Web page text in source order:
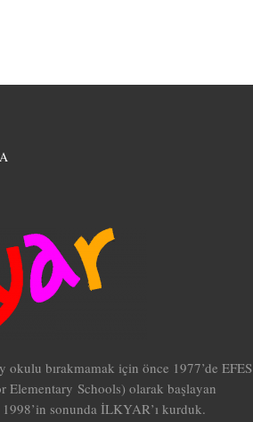
okulu bırakmamak için önce 1977’de EFES
Elementary Schools) olarak başlayan
1998’in sonunda İLKYAR’ı kurduk.